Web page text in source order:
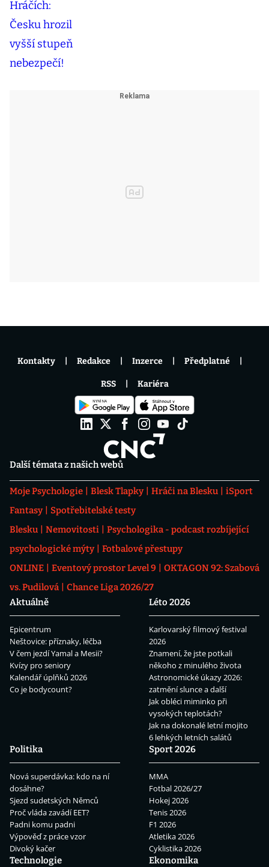
Další témata z našich webů
Moje Psychologie Blesk Tlapky Hráči na Blesku
iSport
Fantasy
Spotřebitelské testy
Blesku
Nemovitosti
Psychologika - podcast rozbíjející
psychologické mýty
Fotbalové přestupy
ONLINE
Eventový prostor Level 9
OKTAGON 92: Szabová
vs. Pudilová
Chance Liga 2026/27
Aktuálně
Epicentrum
Neštovice: příznaky, léčba
V čem jezdí Yamal a Mesii?
Kvízy pro seniory
Kalendář úplňků 2026
Co je bodycount?
Léto 2026
Karlovarský filmový festival
2026
Znamení, že jste potkali
někoho z minulého života
Astronomické úkazy 2026:
zatmění slunce a další
Jak obléci miminko při
vysokých teplotách?
Jak na dokonalé letní mojito
6 lehkých letních salátů
Politika
Nová superdávka: kdo na ní
dosáhne?
Sjezd sudetských Němců
Proč vláda zavádí EET?
Padni komu padni
Výpověď z práce vzor
Divoký kačer
Sport 2026
MMA
Fotbal 2026/27
Hokej 2026
Tenis 2026
F1 2026
Atletika 2026
Cyklistika 2026
Technologie
Ekonomika
Kontakty Redakce Inzerce Předplatné
RSS Kariéra